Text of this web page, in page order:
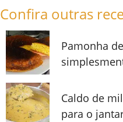
Confira outras
Pamonha
Caldo de
para o